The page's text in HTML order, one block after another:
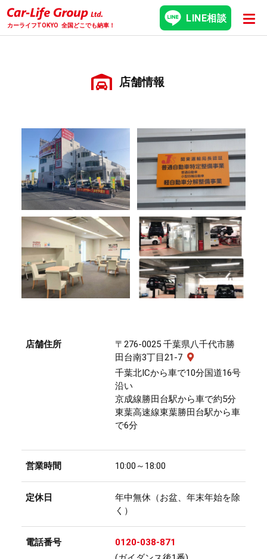
カーライフTOKYO 全国どこでも納車！
LINE相談
店舗情報
店舗住所
〒276-0025 千葉県八千代市勝
田台南3丁目21-7
千葉北ICから車で10分国道16号
沿い
京成線勝田台駅から車で約5分
東葉高速線東葉勝田台駅から車
で6分
営業時間 10:00～18:00
定休日
年中無休（お盆、年末年始を除
く）
電話番号
0120-038-871